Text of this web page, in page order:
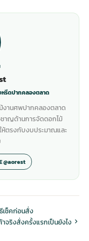
หรีดปากคลองตลาด
งานศพปากคลองตลาด
าญด้านการจัดดอกไม้
ห้ตรงกับงบประมาณและ
@aorest
เช็คก่อนสั่ง
จริงสั่งครั้งแรกเป็นยังไง